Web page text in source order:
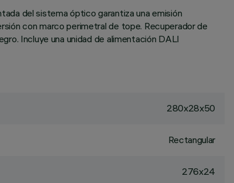
del sistema óptico garantiza una emisión
con marco perimetral de tope. Recuperador de
Incluye una unidad de alimentación DALI
280x28x50
Rectangular
276x24